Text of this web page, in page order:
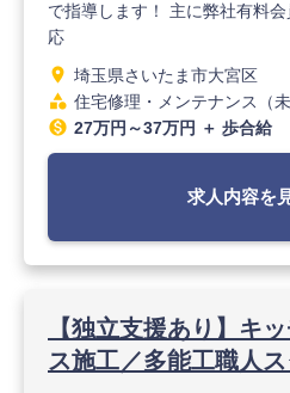
で指導します！ 主に弊社有料
応
location_on 埼玉県さいたま市大宮区
category 住宅修理・メンテナンス（未
monetization_on 27万円～37万円 ＋ 歩合給
求人内容を
【独立支援あり】キ
ス施工／多能工職人